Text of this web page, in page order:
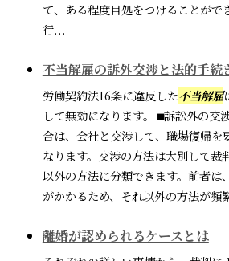
て、ある程度目処をつけることがで
行...
不当解雇の訴外交渉と法的手続
労働契約法16条に違反した不当解雇
して無効になります。 ⬛︎訴訟外の交
合は、会社と交渉して、職場復帰を
なります。交渉の方法は大別して裁
以外の方法に分類できます。前者は
がかかるため、それ以外の方法が頻
離婚が認められるケースとは